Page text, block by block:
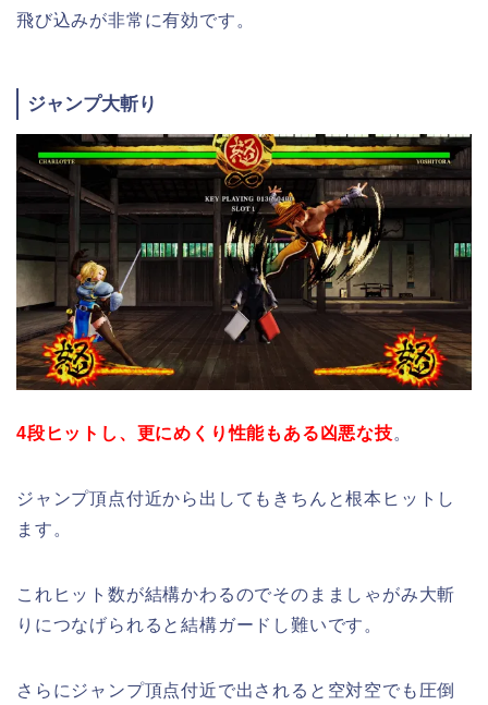
飛び込みが非常に有効です。
ジャンプ大斬り
4段ヒットし、更にめくり性能もある凶悪な技。
ジャンプ頂点付近から出してもきちんと根本ヒットし
ます。
これヒット数が結構かわるのでそのまましゃがみ大斬
りにつなげられると結構ガードし難いです。
さらにジャンプ頂点付近で出されると空対空でも圧倒